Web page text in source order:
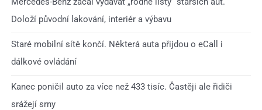
Doloží původní lakování, interiér a výbavu
Staré mobilní sítě končí. Některá auta přijdou o eCall i
dálkové ovládání
Kanec poničil auto za více než 433 tisíc. Častěji ale řidiči
srážejí srny